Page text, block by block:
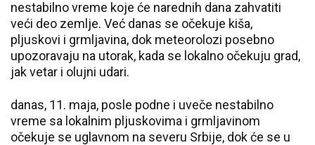
nestabilno vreme koje će narednih dana zahvatiti
veći deo zemlje. Već danas se očekuje kiša,
pljuskovi i grmljavina, dok meteorolozi posebno
upozoravaju na utorak, kada se lokalno očekuju grad,
jak vetar i olujni udari.
danas, 11. maja, posle podne i uveče nestabilno
vreme sa lokalnim pljuskovima i grmljavinom
očekuje se uglavnom na severu Srbije, dok će se u